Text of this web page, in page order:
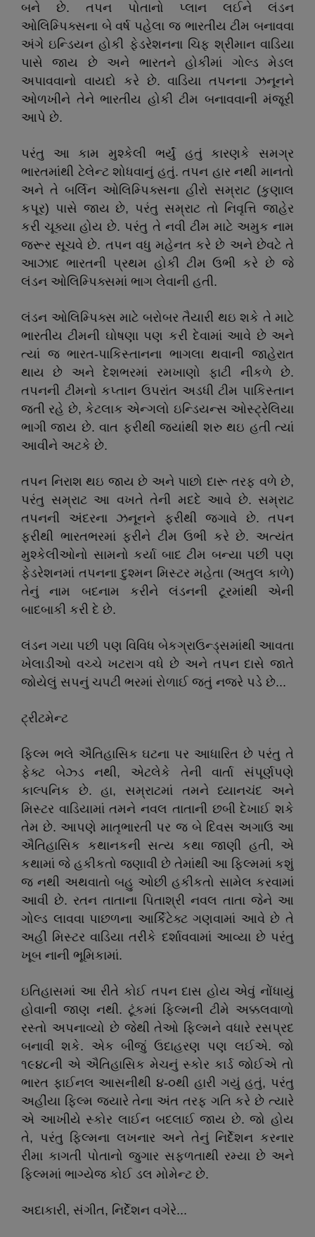
બને છે. તપન પોતાનો પ્લાન લઈને લંડન
ઓલિમ્પિક્સના બે વર્ષ પહેલા જ ભારતીય ટીમ બનાવવા
અંગે ઇન્ડિયન હોકી ફેડરેશનના ચિફ શ્રીમાન વાડિયા
પાસે જાય છે અને ભારતને હોકીમાં ગોલ્ડ મેડલ
અપાવવાનો વાયદો કરે છે. વાડિયા તપનના ઝનૂનને
ઓળખીને તેને ભારતીય હોકી ટીમ બનાવવાની મંજૂરી
આપે છે.
પરંતુ આ કામ મુશ્કેલી ભર્યું હતું કારણકે સમગ્ર
ભારતમાંથી ટેલેન્ટ શોધવાનું હતું. તપન હાર નથી માનતો
અને તે બર્લિન ઓલિમ્પિક્સના હીરો સમ્રાટ (કુણાલ
કપૂર) પાસે જાય છે, પરંતુ સમ્રાટ તો નિવૃત્તિ જાહેર
કરી ચૂક્યા હોય છે. પરંતુ તે નવી ટીમ માટે અમુક નામ
જરૂર સૂચવે છે. તપન વધુ મહેનત કરે છે અને છેવટે તે
આઝાદ ભારતની પ્રથમ હોકી ટીમ ઉભી કરે છે જે
લંડન ઓલિમ્પિક્સમાં ભાગ લેવાની હતી.
લંડન ઓલિમ્પિક્સ માટે બરોબર તૈયારી થઇ શકે તે માટે
ભારતીય ટીમની ઘોષણા પણ કરી દેવામાં આવે છે અને
ત્યાં જ ભારત-પાકિસ્તાનના ભાગલા થવાની જાહેરાત
થાય છે અને દેશભરમાં રમખાણો ફાટી નીકળે છે.
તપનની ટીમનો કપ્તાન ઉપરાંત અડધી ટીમ પાકિસ્તાન
જતી રહે છે, કેટલાક એન્ગલો ઇન્ડિયન્સ ઓસ્ટ્રેલિયા
ભાગી જાય છે. વાત ફરીથી જ્યાંથી શરુ થઇ હતી ત્યાં
આવીને અટકે છે.
તપન નિરાશ થઇ જાય છે અને પાછો દારૂ તરફ વળે છે,
પરંતુ સમ્રાટ આ વખતે તેની મદદે આવે છે. સમ્રાટ
તપનની અંદરના ઝનૂનને ફરીથી જગાવે છે. તપન
ફરીથી ભારતભરમાં ફરીને ટીમ ઉભી કરે છે. અત્યંત
મુશ્કેલીઓનો સામનો કર્યા બાદ ટીમ બન્યા પછી પણ
ફેડરેશનમાં તપનના દુશ્મન મિસ્ટર મહેતા (અતુલ કાળે)
તેનું નામ બદનામ કરીને લંડનની ટૂરમાંથી એની
બાદબાકી કરી દે છે.
લંડન ગયા પછી પણ વિવિધ બેકગ્રાઉન્ડ્સમાંથી આવતા
ખેલાડીઓ વચ્ચે ખટરાગ વધે છે અને તપન દાસે જાતે
જોયેલું સપનું ચપટી ભરમાં રોળાઈ જતું નજરે પડે છે...
ટ્રીટમેન્ટ
ફિલ્મ ભલે ઐતિહાસિક ઘટના પર આધારિત છે પરંતુ તે
ફેક્ટ બેઝ્ડ નથી, એટલેકે તેની વાર્તા સંપૂર્ણપણે
કાલ્પનિક છે. હા, સમ્રાટમાં તમને ધ્યાનચંદ અને
મિસ્ટર વાડિયામાં તમને નવલ તાતાની છબી દેખાઈ શકે
તેમ છે. આપણે માતૃભારતી પર જ બે દિવસ અગાઉ આ
ઐતિહાસિક કથાનકની સત્ય કથા જાણી હતી, એ
કથામાં જે હકીકતો જણાવી છે તેમાંથી આ ફિલ્મમાં કશું
જ નથી અથવાતો બહુ ઓછી હકીકતો સામેલ કરવામાં
આવી છે. રતન તાતાના પિતાશ્રી નવલ તાતા જેને આ
ગોલ્ડ લાવવા પાછળના આર્કિટેક્ટ ગણવામાં આવે છે તે
અહીં મિસ્ટર વાડિયા તરીકે દર્શાવવામાં આવ્યા છે પરંતુ
ખૂબ નાની ભૂમિકામાં.
ઇતિહાસમાં આ રીતે કોઈ તપન દાસ હોય એવું નોંધાયું
હોવાની જાણ નથી. ટૂંકમાં ફિલ્મની ટીમે અક્કલવાળો
રસ્તો અપનાવ્યો છે જેથી તેઓ ફિલ્મને વધારે રસપ્રદ
બનાવી શકે. એક બીજું ઉદાહરણ પણ લઈએ. જો
૧૯૪૮ની એ ઐતિહાસિક મેચનું સ્કોર કાર્ડ જોઈએ તો
ભારત ફાઈનલ આસનીથી ૪-૦થી હારી ગયું હતું, પરંતુ
અહીંયા ફિલ્મ જ્યારે તેના અંત તરફ ગતિ કરે છે ત્યારે
એ આખીયે સ્કોર લાઈન બદલાઈ જાય છે. જો હોય
તે, પરંતુ ફિલ્મના લખનાર અને તેનું નિર્દેશન કરનાર
રીમા કાગતી પોતાનો જુગાર સફળતાથી રમ્યા છે અને
ફિલ્મમાં ભાગ્યેજ કોઈ ડલ મોમેન્ટ છે.
અદાકારી, સંગીત, નિર્દેશન વગેરે...